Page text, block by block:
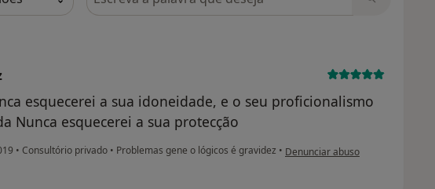
esquecerei a sua idoneidade, e o seu proficionalismo
Nunca esquecerei a sua protecção
• Consultório privado • Problemas gene o lógicos é gravidez • na opinião do utilizador travessuraz
Denunciar abuso